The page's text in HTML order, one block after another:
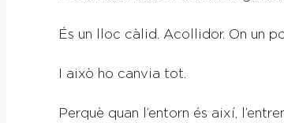
És un lloc càlid. Acollidor. On un
I això ho canvia tot.
Perquè quan l’entorn és així,